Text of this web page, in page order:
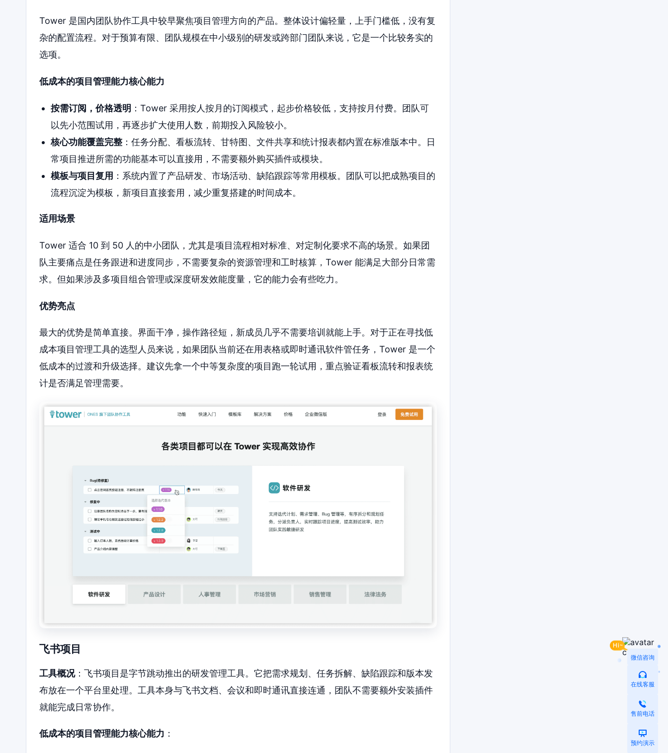
Tower 是国内团队协作工具中较早聚焦项目管理方向的产品。整体设计偏轻量，上手门槛低，没有复
杂的配置流程。对于预算有限、团队规模在中小级别的研发或跨部门团队来说，它是一个比较务实的
选项。
低成本的项目管理能力核心能力
按需订阅，价格透明 ：Tower 采用按人按月的订阅模式，起步价格较低，支持按月付费。团队可
以先小范围试用，再逐步扩大使用人数，前期投入风险较小。
核心功能覆盖完整：任务分配、看板流转、甘特图、文件共享和统计报表都内置在标准版本中。日
常项目推进所需的功能基本可以直接用，不需要额外购买插件或模块。
模板与项目复用 ：系统内置了产品研发、市场活动、缺陷跟踪等常用模板。团队可以把成熟项目的
流程沉淀为模板，新项目直接套用，减少重复搭建的时间成本。
适用场景
Tower 适合 10 到 50 人的中小团队，尤其是项目流程相对标准、对定制化要求不高的场景。如果团
队主要痛点是任务跟进和进度同步，不需要复杂的资源管理和工时核算，Tower 能满足大部分日常需
求。但如果涉及多项目组合管理或深度研发效能度量，它的能力会有些吃力。
优势亮点
最大的优势是简单直接。界面干净，操作路径短，新成员几乎不需要培训就能上手。对于正在寻找低
成本项目管理工具的选型人员来说，如果团队当前还在用表格或即时通讯软件管任务，Tower 是一个
低成本的过渡和升级选择。建议先拿一个中等复杂度的项目跑一轮试用，重点验证看板流转和报表统
计是否满足管理需要。
飞书项目
工具概况：飞书项目是字节跳动推出的研发管理工具。它把需求规划、任务拆解、缺陷跟踪和版本发
布放在一个平台里处理。工具本身与飞书文档、会议和即时通讯直接连通，团队不需要额外安装插件
就能完成日常协作。
低成本的项目管理能力核心能力 ：
微信咨询
在线客服
售前电话
预约演示